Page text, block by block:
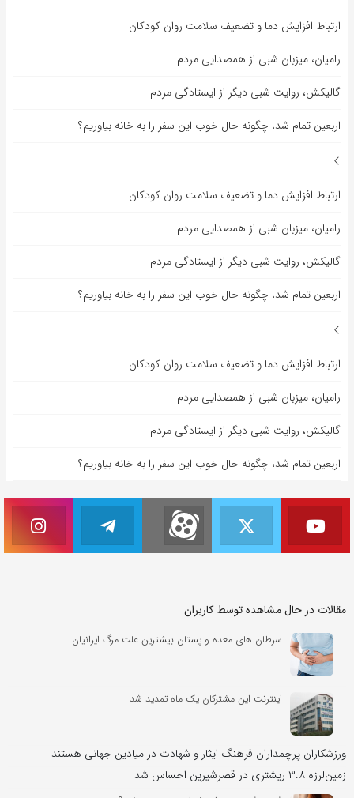
ارتباط افزایش دما و تضعیف سلامت روان کودکان
رامیان، میزبان شبی از همصدایی مردم
گالیکش، روایت شبی دیگر از ایستادگی مردم
اربعین تمام شد، چگونه حال خوب این سفر را به خانه بیاوریم؟
ارتباط افزایش دما و تضعیف سلامت روان کودکان
رامیان، میزبان شبی از همصدایی مردم
گالیکش، روایت شبی دیگر از ایستادگی مردم
اربعین تمام شد، چگونه حال خوب این سفر را به خانه بیاوریم؟
ارتباط افزایش دما و تضعیف سلامت روان کودکان
رامیان، میزبان شبی از همصدایی مردم
گالیکش، روایت شبی دیگر از ایستادگی مردم
اربعین تمام شد، چگونه حال خوب این سفر را به خانه بیاوریم؟
مقالات در حال مشاهده توسط کاربران
سرطان های معده و پستان بیشترین علت مرگ ایرانیان
اینترنت این مشترکان یک ماه تمدید شد
ورزشکاران پرچمداران فرهنگ ایثار و شهادت در میادین جهانی هستند
زمین‌لرزه ۳.۸ ریشتری در قصرشیرین احساس شد